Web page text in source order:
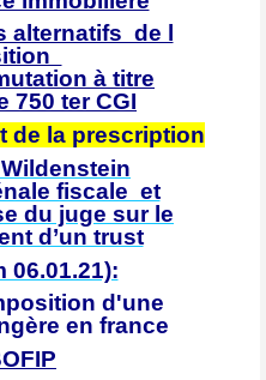
alternatifs de l
à titre
750 ter CGI
de la prescription
fiscale et
du juge sur le
d’un trust
06.01.21):
d'une
en france